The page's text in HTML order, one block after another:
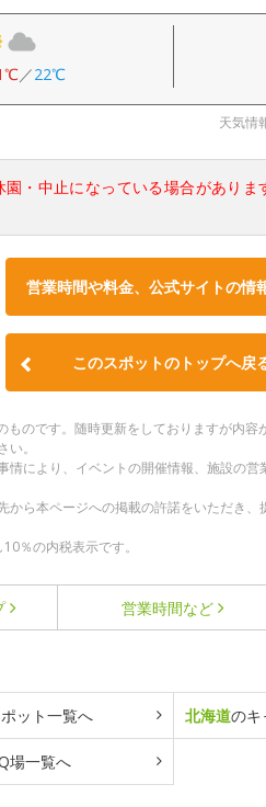
／22℃
天気情
・中止になっている場合がありま
営業時間や料金、公式サイトの情
このスポットのトップへ戻
のです。随時更新をしておりますが内容
。
により、イベントの開催情報、施設の
から本ページへの掲載の許諾をいただき
％の内税表示です。
営業時間など
ット一覧へ 北海道のキ
場一覧へ